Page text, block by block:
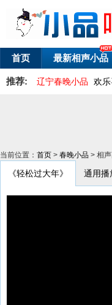
首页 最新相声小品
推荐: 辽宁春晚小品 欢乐
当前位置： 首页 > 春晚小品 > 相
《轻松过大年》 通用播